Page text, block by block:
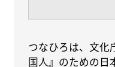
つなひろは、文化
国人』のための日